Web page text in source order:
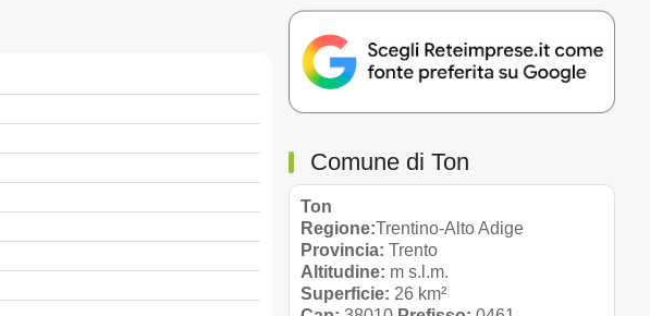
Comune di Ton
Ton
Regione:Trentino-Alto Adige
Provincia: Trento
Altitudine: m s.l.m.
Superficie: 26 km²